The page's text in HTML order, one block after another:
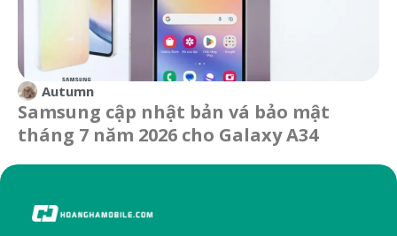
Autumn
Samsung cập nhật bản vá bảo mật
tháng 7 năm 2026 cho Galaxy A34